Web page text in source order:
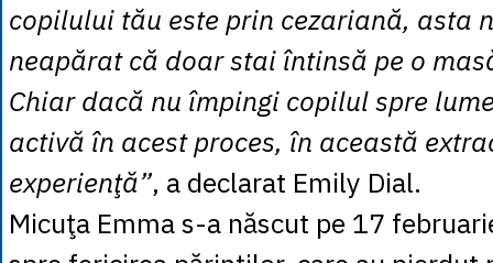
copilului tău este prin cezariană, asta
neapărat că doar stai întinsă pe o
Chiar dacă nu împingi copilul spre
activă în acest proces, în această
experienţă”, a declarat Emily Dial.
Micuţa Emma s-a născut pe 17